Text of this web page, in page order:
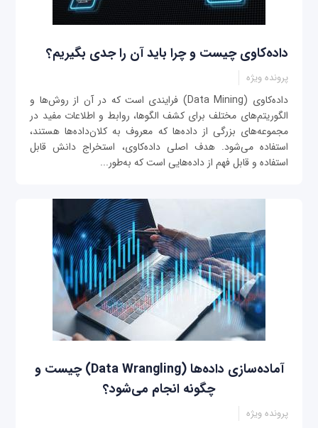
داده‌کاوی چیست و چرا باید آن را جدی بگیریم؟
پرونده ویژه
داده‌کاوی (Data Mining) فرایندی است که در آن از روش‌ها و
الگوریتم‌های مختلف برای کشف الگوها، روابط و اطلاعات مفید در
مجموعه‌های بزرگی از داده‌ها که معروف به کلان‌داده‌ها هستند،
استفاده می‌شود. هدف اصلی داده‌کاوی، استخراج دانش قابل
استفاده و قابل فهم از داده‌هایی است که به‌طور...
آماده‌سازی داده‌ها (Data Wrangling) چیست و
چگونه انجام می‌شود؟
پرونده ویژه